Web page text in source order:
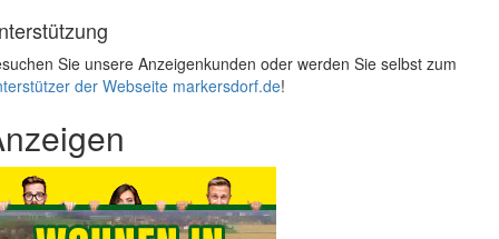
Sie unsere Anzeigenkunden oder werden Sie selbst zum
der Webseite markersdorf.de!